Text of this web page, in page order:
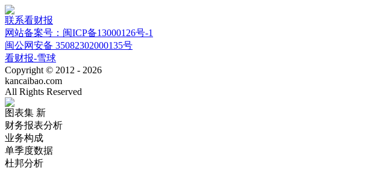
联系看财报
网站备案号：闽ICP备13000126号-1
闽公网安备 35082302000135号
看财报-雪球
Copyright © 2012 - 2026
kancaibao.com
All Rights Reserved
图表集 新
财务报表分析
业务构成
单季度数据
杜邦分析